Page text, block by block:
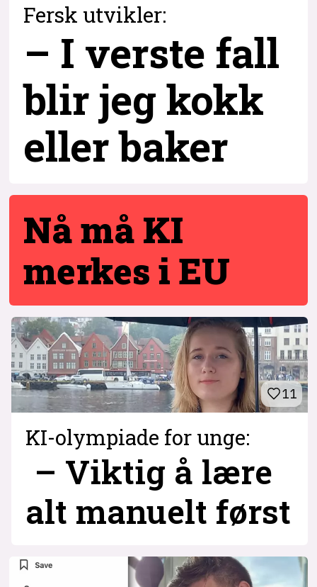
Fersk utvikler:
– I verste fall
blir jeg kokk
eller baker
Nå må KI
merkes i EU
11
KI-olympiade for unge:
– Viktig å lære
alt manuelt først